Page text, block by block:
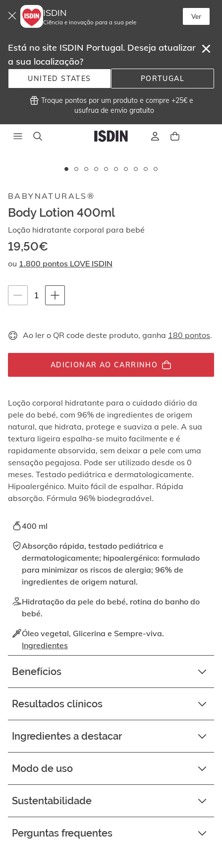
ISDIN
Ciência e inovação para a sua pele
Ver
Está no site ISDIN Portugal. Deseja atualizar
a sua localização?
UNITED STATES PORTUGAL
Troque pontos por um produto e compre +25€ e
usufrua de envio gratuito
imagens
vídeos.
Ao
com
setas
cima
para
elementos
por
vídeos
podem
ser
reproduzidos
ativando
botão
correspondente.
BABYNATURALS®
Body Lotion 400ml
Loção hidratante corporal para bebé
19,50€
ou 1.800 pontos LOVE ISDIN
Instruções de navegação por teclado
1 quantity-
selector.totalUnit
Ao ler o QR code deste produto, ganha 180 pontos.
ADICIONAR AO CARRINHO
Loção corporal hidratante para o cuidado diário da
pele do bebé, com 96% de ingredientes de origem
natural, que hidrata, protege e suaviza a pele. A sua
textura ligeira espalha-se muito facilmente e é
rapidamente absorvida, sem deixar a pele com uma
sensação pegajosa. Pode ser utilizado desde os 0
meses. Testado pediátrica e dermatologicamente.
Hipoalergénico. Muito fácil de espalhar. Rápida
absorção. Fórmula 96% biodegradável.
400 ml
Absorção rápida, testado pediátrica e
dermatologicamente; hipoalergénico: formulado
para minimizar os riscos de alergia; 96% de
ingredientes de origem natural.
Hidratação da pele do bebé, rotina do banho do
bebé.
Óleo vegetal, Glicerina e Sempre-viva.
Ingredientes
Benefícios
Resultados clínicos
Ingredientes a destacar
Modo de uso
Sustentabilidade
Perguntas frequentes